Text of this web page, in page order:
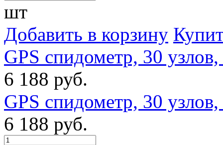
шт
Добавить в корзину
GPS спидометр, 30
6 188 руб.
GPS спидометр, 30
6 188 руб.